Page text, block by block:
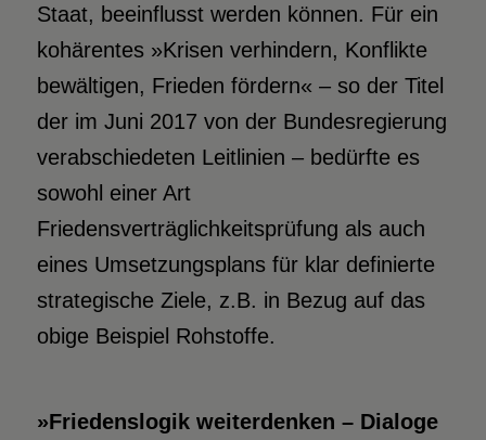
Staat, beeinflusst werden können. Für ein
kohärentes »Krisen verhindern, Konflikte
bewältigen, Frieden fördern« – so der Titel
der im Juni 2017 von der Bundesregierung
verabschiedeten Leitlinien – bedürfte es
sowohl einer Art
Friedensverträglichkeitsprüfung als auch
eines Umsetzungsplans für klar definierte
strategische Ziele, z.B. in Bezug auf das
obige Beispiel Rohstoffe.
»Friedenslogik weiterdenken – Dialoge